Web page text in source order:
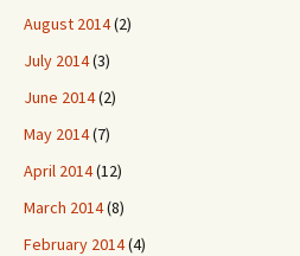
August 2014(2)
July 2014(3)
June 2014(2)
May 2014(7)
April 2014(12)
March 2014(8)
February 2014(4)